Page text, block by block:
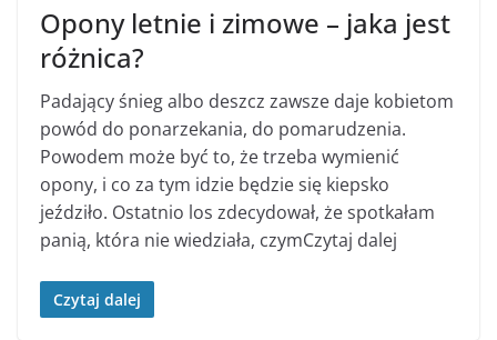
Opony letnie i zimowe – jaka jest
różnica?
Padający śnieg albo deszcz zawsze daje kobietom
powód do ponarzekania, do pomarudzenia.
Powodem może być to, że trzeba wymienić
opony, i co za tym idzie będzie się kiepsko
jeździło. Ostatnio los zdecydował, że spotkałam
panią, która nie wiedziała, czymCzytaj dalej
Czytaj dalej